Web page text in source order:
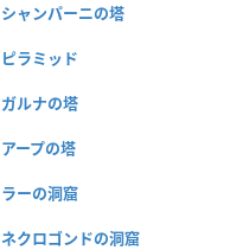
シャンパーニの塔
ピラミッド
ガルナの塔
アープの塔
ラーの洞窟
ネクロゴンドの洞窟